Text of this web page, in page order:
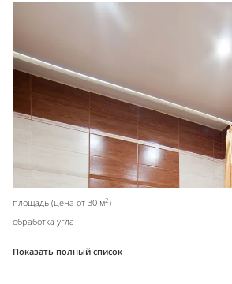
площадь (цена от 30 м2)
обработка угла
Показать полный список